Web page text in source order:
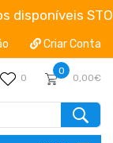
disponíveis
Criar Conta
0
0
0,00€